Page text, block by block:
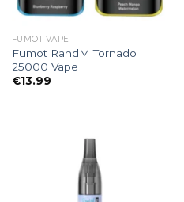
FUMOT VAPE
Fumot RandM Tornado
25000 Vape
€13.99